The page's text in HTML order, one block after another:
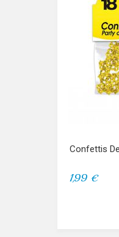
Confettis
1,99 €